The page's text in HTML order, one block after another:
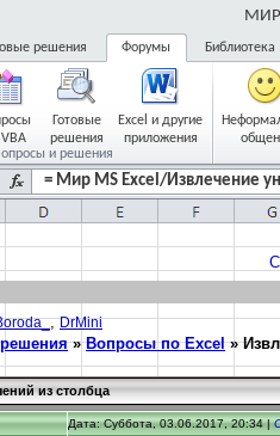
МИР
решения Форумы Библиотека
Готовые
решения
Excel и другие
приложения
и решения
= Мир MS Excel/Извлечение
,DrMini
» Вопросы по Excel »
из столбца
Дата: Суббота, 03.06.2017, 20:34 |